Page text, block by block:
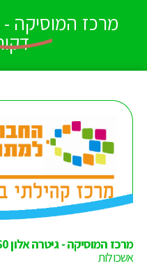
מרכז המוסיקה - גיטרה אלון 60 דקות
אשכולות